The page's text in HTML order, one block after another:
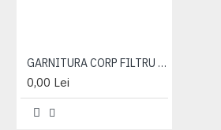
GARNITURA CORP FILTRU CENTRIFUGAL
0,00 Lei